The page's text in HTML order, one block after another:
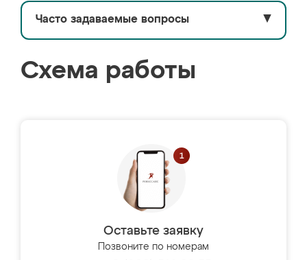
Часто задаваемые вопросы ▼
Схема работы
Оставьте заявку
Позвоните по номерам